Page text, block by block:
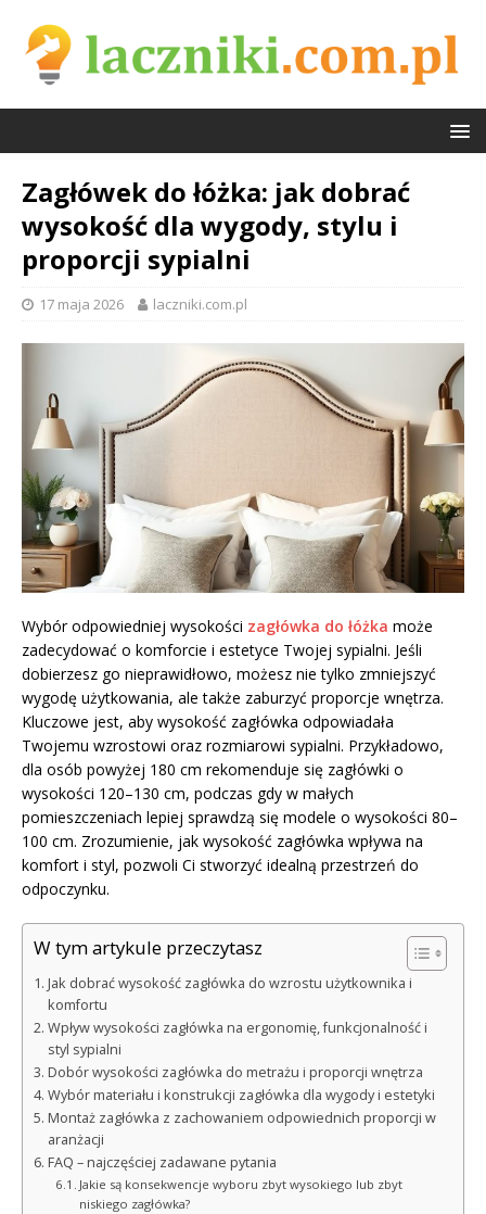
Zagłówek do łóżka: jak dobrać
wysokość dla wygody, stylu i
proporcji sypialni
17 maja 2026 laczniki.com.pl
Wybór odpowiedniej wysokości zagłówka do łóżka może
zadecydować o komforcie i estetyce Twojej sypialni. Jeśli
dobierzesz go nieprawidłowo, możesz nie tylko zmniejszyć
wygodę użytkowania, ale także zaburzyć proporcje wnętrza.
Kluczowe jest, aby wysokość zagłówka odpowiadała
Twojemu wzrostowi oraz rozmiarowi sypialni. Przykładowo,
dla osób powyżej 180 cm rekomenduje się zagłówki o
wysokości 120–130 cm, podczas gdy w małych
pomieszczeniach lepiej sprawdzą się modele o wysokości 80–
100 cm. Zrozumienie, jak wysokość zagłówka wpływa na
komfort i styl, pozwoli Ci stworzyć idealną przestrzeń do
odpoczynku.
W tym artykule przeczytasz
Jak dobrać wysokość zagłówka do wzrostu użytkownika i
komfortu
Wpływ wysokości zagłówka na ergonomię, funkcjonalność i
styl sypialni
Dobór wysokości zagłówka do metrażu i proporcji wnętrza
Wybór materiału i konstrukcji zagłówka dla wygody i estetyki
Montaż zagłówka z zachowaniem odpowiednich proporcji w
aranżacji
FAQ – najczęściej zadawane pytania
Jakie są konsekwencje wyboru zbyt wysokiego lub zbyt
niskiego zagłówka?